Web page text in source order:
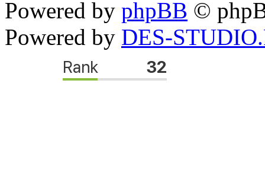
Powered by phpBB ©
Powered by DES-